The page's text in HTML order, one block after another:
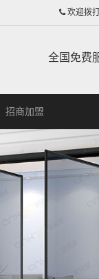
欢迎拨
全国免费
招商加盟